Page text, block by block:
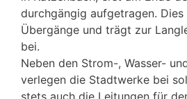
durchgängig aufgetragen.
Übergänge und trägt zur
bei.
Neben den Strom-, Wasser-
verlegen die Stadtwerke bei